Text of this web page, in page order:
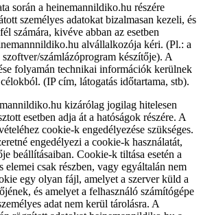
során a heinemannildiko.hu részére
személyes adatokat bizalmasan kezeli, és
számára, kivéve abban az esetben
alvállalkozója kéri. (Pl.: a
számlázóprogram készítője). A
folyamán technikai információk kerülnek
(IP cím, látogatás időtartama, stb).
kizárólag jogilag hitelesen
esetben adja át a hatóságok részére. A
cookie-k engedélyezése szükséges.
engedélyezi a cookie-k használatát,
beállításaiban. Cookie-k tiltása esetén a
elemei csak részben, vagy egyáltalán nem
egy olyan fájl, amelyet a szerver küld a
és amelyet a felhasználó számítógépe
adat nem kerül tárolásra. A